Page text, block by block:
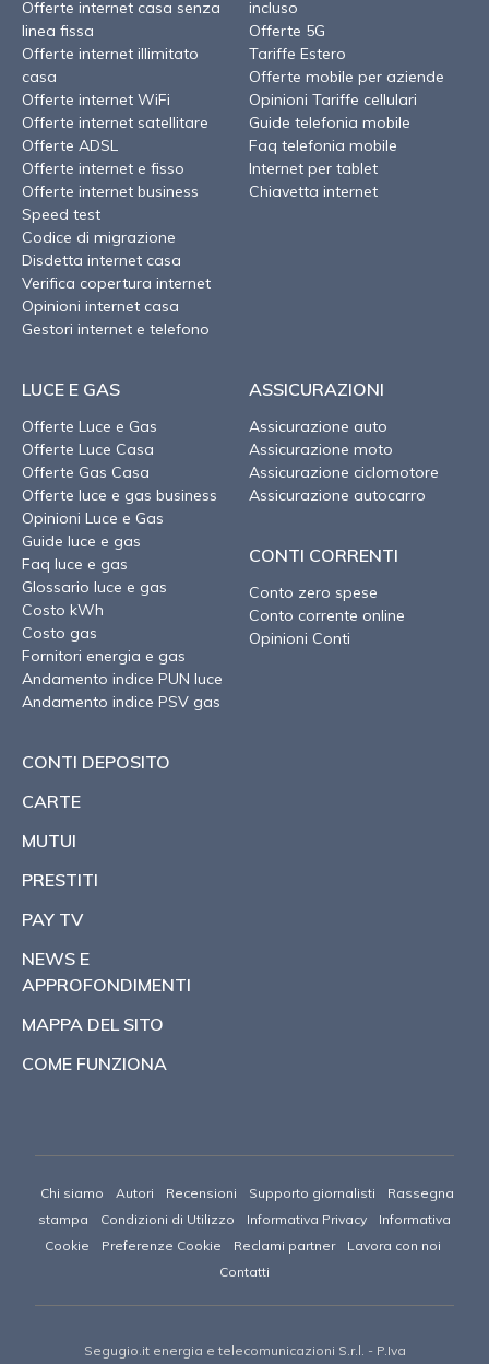
Offerte internet casa senza
linea fissa
Offerte internet illimitato
casa
Offerte internet WiFi
Offerte internet satellitare
Offerte ADSL
Offerte internet e fisso
Offerte internet business
Speed test
Codice di migrazione
Disdetta internet casa
Verifica copertura internet
Opinioni internet casa
Gestori internet e telefono
incluso
Offerte 5G
Tariffe Estero
Offerte mobile per aziende
Opinioni Tariffe cellulari
Guide telefonia mobile
Faq telefonia mobile
Internet per tablet
Chiavetta internet
LUCE E GAS
Offerte Luce e Gas
Offerte Luce Casa
Offerte Gas Casa
Offerte luce e gas business
Opinioni Luce e Gas
Guide luce e gas
Faq luce e gas
Glossario luce e gas
Costo kWh
Costo gas
Fornitori energia e gas
Andamento indice PUN luce
Andamento indice PSV gas
ASSICURAZIONI
Assicurazione auto
Assicurazione moto
Assicurazione ciclomotore
Assicurazione autocarro
CONTI CORRENTI
Conto zero spese
Conto corrente online
Opinioni Conti
CONTI DEPOSITO
CARTE
MUTUI
PRESTITI
PAY TV
NEWS E
APPROFONDIMENTI
MAPPA DEL SITO
COME FUNZIONA
Chi siamo Autori Recensioni Supporto giornalisti
Rassegna
stampa
Condizioni di Utilizzo Informativa Privacy
Informativa
Cookie
Preferenze Cookie Reclami partner
Lavora con noi
Contatti
Segugio.it energia e telecomunicazioni S.r.l. - P.Iva